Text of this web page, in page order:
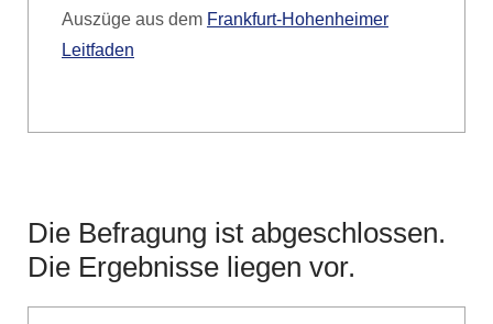
Auszüge aus dem Frankfurt-Hohenheimer
Leitfaden
Die Befragung ist abgeschlossen.
Die Ergebnisse liegen vor.